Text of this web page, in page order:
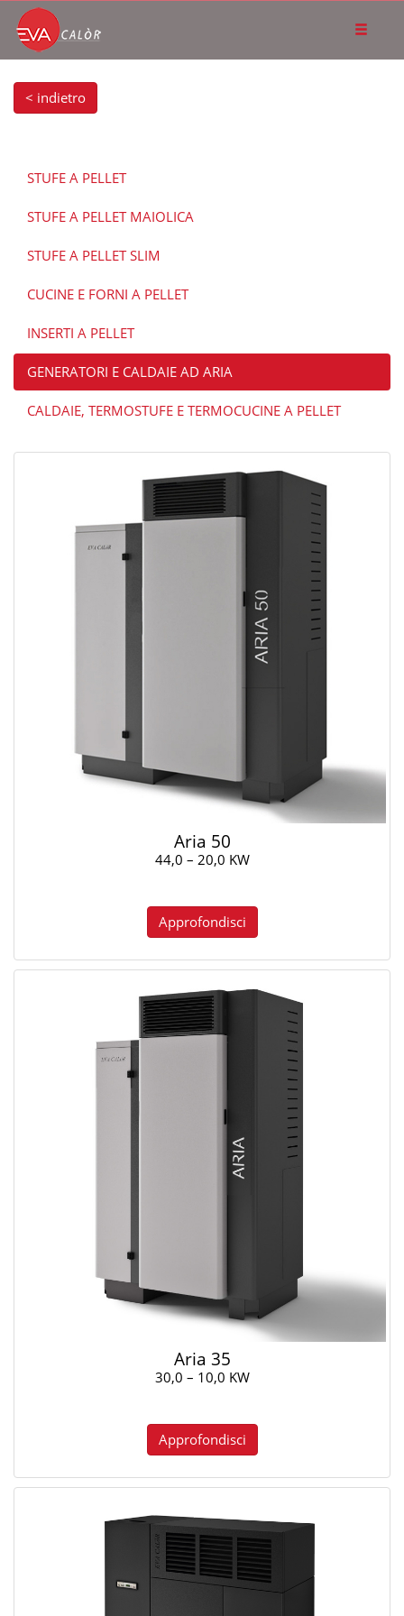
< indietro
STUFE A PELLET
STUFE A PELLET MAIOLICA
STUFE A PELLET SLIM
CUCINE E FORNI A PELLET
INSERTI A PELLET
GENERATORI E CALDAIE AD ARIA
CALDAIE, TERMOSTUFE E TERMOCUCINE A PELLET
Aria 50
44,0 – 20,0 KW
Approfondisci
Aria 35
30,0 – 10,0 KW
Approfondisci